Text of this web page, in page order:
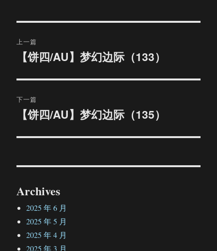
章
航
上一篇
文
章：
【饼四/AU】梦幻边际（133）
下一篇
文
【饼四/AU】梦幻边际（135）
Archives
2025 年 6 月
2025 年 5 月
2025 年 4 月
2025 年 3 月